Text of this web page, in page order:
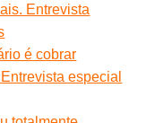
Entrevista
é cobrar
especial